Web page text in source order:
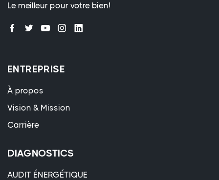
Le meilleur pour votre bien!
ENTREPRISE
À propos
Vision & Mission
Carrière
DIAGNOSTICS
AUDIT ÉNERGÉTIQUE